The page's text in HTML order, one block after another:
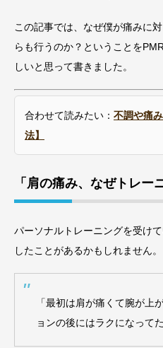
この記事では、なぜ僕が痛みに
らも行うのか？ということを
しいと思って書きました。
合わせて読みたい： 不調や痛
法】
「肩の痛み、なぜトレー
パーソナルトレーニングを受け
したことがあるかもしれません。
「最初は肩が痛くて腕が上
ョンの後にはラクになってた